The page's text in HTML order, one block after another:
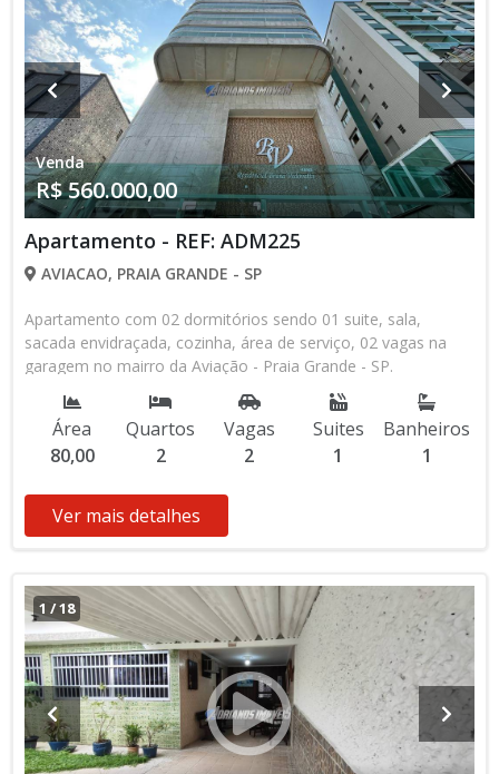
Venda
R$ 560.000,00
Apartamento - REF: ADM225
AVIACAO, PRAIA GRANDE - SP
Apartamento com 02 dormitórios sendo 01 suite, sala,
sacada envidraçada, cozinha, área de serviço, 02 vagas na
garagem no mairro da Aviação - Praia Grande - SP.
Área
80,00
Quartos
2
Vagas
2
Suites
1
Banheiros
1
Ver mais detalhes
1 /18